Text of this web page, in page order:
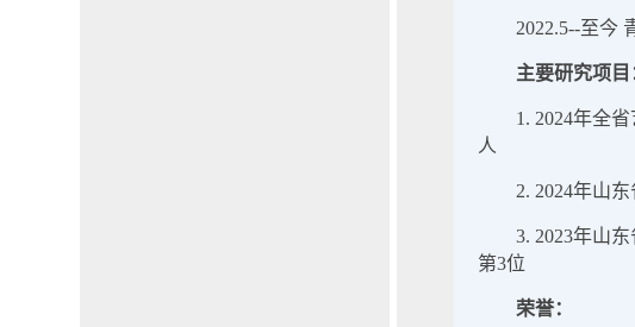
2022.5--至今
主要研究项目
1. 2024年全
人
2. 2024年山
3. 2023年山
第3位
荣誉：